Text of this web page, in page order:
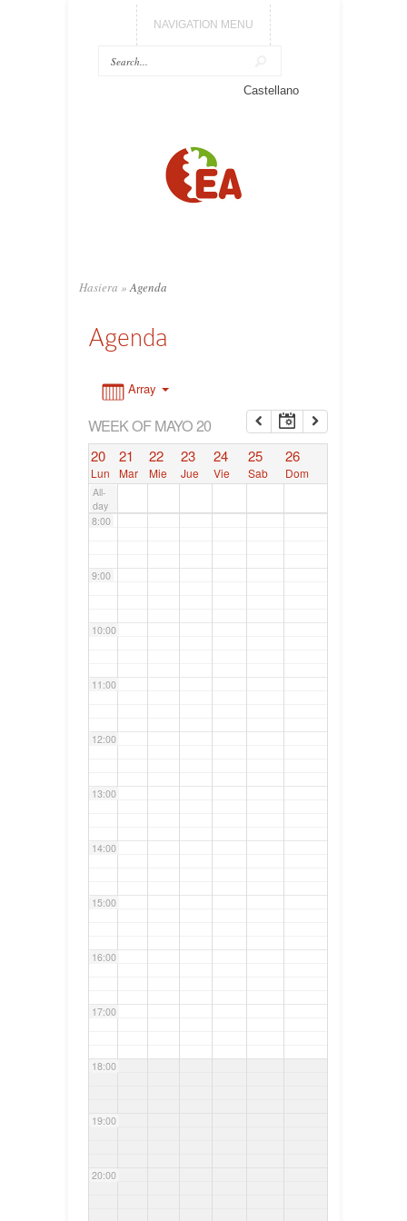
NAVIGATION MENU
Castellano
Hasiera » Agenda
Agenda
Array
WEEK OF MAYO 20
20
Lun
21
Mar
22
Mie
23
Jue
24
Vie
25
Sab
26
Dom
All-
day
7:00
8:00
9:00
10:00
11:00
12:00
13:00
14:00
15:00
16:00
17:00
18:00
19:00
20:00